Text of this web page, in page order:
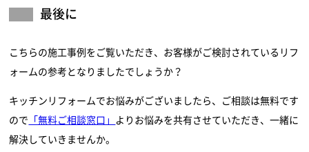
最後に
こちらの施工事例をご覧いただき、お客様がご検討されているリフ
ォームの参考となりましたでしょうか？
キッチンリフォームでお悩みがございましたら、ご相談は無料です
ので
「無料ご相談窓口」
よりお悩みを共有させていただき、一緒に
解決していきませんか。